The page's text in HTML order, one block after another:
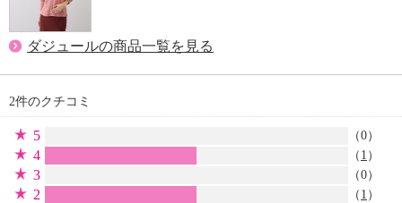
ダジュールの商品一覧を見る
2件のクチコミ
5 （0）
4 （ 1 ）
3 （0）
2 （ 1 ）